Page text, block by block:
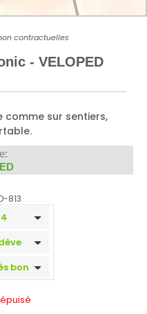
contractuelles
- VELOPED
comme sur sentiers,
813